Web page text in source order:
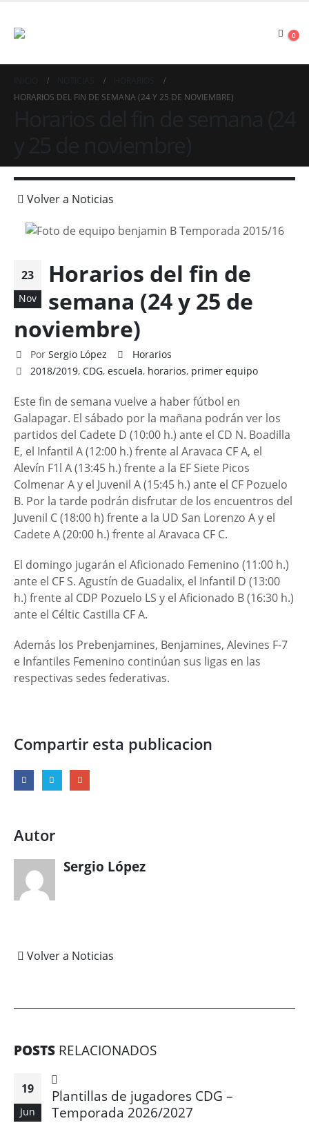
0
HORARIOS DEL FIN DE SEMANA (24 Y 25 DE NOVIEMBRE)
Volver a Noticias
23
Nov
Horarios del fin de
semana (24 y 25 de
noviembre)
Por Sergio López
Horarios
2018/2019,CDG,escuela, horarios, primer equipo
Este fin de semana vuelve a haber fútbol en
Galapagar. El sábado por la mañana podrán ver los
partidos del Cadete D (10:00 h.) ante el CD N. Boadilla
E, el Infantil A (12:00 h.) frente al Aravaca CF A, el
Alevín F1l A (13:45 h.) frente a la EF Siete Picos
Colmenar A y el Juvenil A (15:45 h.) ante el CF Pozuelo
B. Por la tarde podrán disfrutar de los encuentros del
Juvenil C (18:00 h) frente a la UD San Lorenzo A y el
Cadete A (20:00 h.) frente al Aravaca CF C.
El domingo jugarán el Aficionado Femenino (11:00 h.)
ante el CF S. Agustín de Guadalix, el Infantil D (13:00
h.) frente al CDP Pozuelo LS y el Aficionado B (16:30 h.)
ante el Céltic Castilla CF A.
Además los Prebenjamines, Benjamines, Alevines F-7
e Infantiles Femenino continúan sus ligas en las
respectivas sedes federativas.
Compartir esta publicacion
Autor
Sergio López
Volver a Noticias
POSTS RELACIONADOS
19
Jun
Plantillas de jugadores CDG –
Temporada 2026/2027